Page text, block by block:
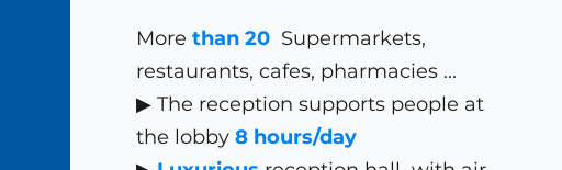
More than 20 Supermarkets,
restaurants, cafes, pharmacies ...
▶ The reception supports people at
the lobby8 hours/day